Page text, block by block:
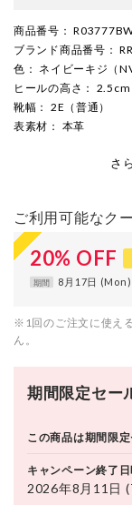
商品番号 ：
ブランド商品番号 ：
色 ： ネイビーキジ（
ヒールの高さ ： 2.5cm
靴幅 ： 2E（普通）
表素材 ： 本革
さ
ご利用可能なク
20% OFF
期間 8月17日
※1回のご注文に使え
ん。
期間限定セー
この商品は期間限
キャンペーン終了
2026年8月11日